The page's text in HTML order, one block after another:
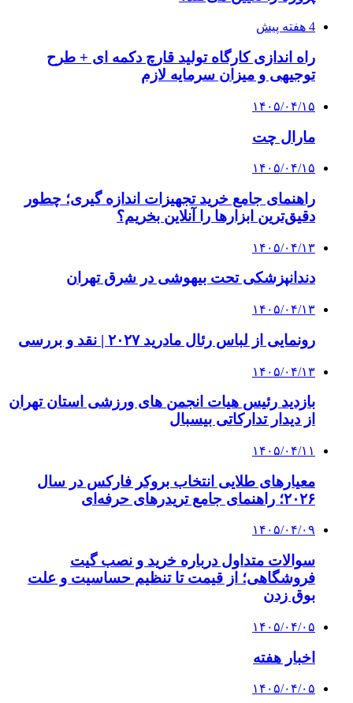
4 هفته پیش
راه اندازی کارگاه تولید قارچ دکمه ای + طرح
توجیهی و میزان سرمایه لازم
۱۴۰۵/۰۴/۱۵
مارال چت
۱۴۰۵/۰۴/۱۵
راهنمای جامع خرید تجهیزات اندازه گیری؛ چطور
دقیق‌ترین ابزارها را آنلاین بخریم؟
۱۴۰۵/۰۴/۱۳
دندانپزشکی تحت بیهوشی در شرق تهران
۱۴۰۵/۰۴/۱۳
رونمایی از لباس رئال مادرید ۲۰۲۷ | نقد و بررسی
۱۴۰۵/۰۴/۱۳
بازدید رئیس هیات انجمن های ورزشی استان تهران
از دیدار تدارکاتی بیسبال
۱۴۰۵/۰۴/۱۱
معیارهای طلایی انتخاب بروکر فارکس در سال
۲۰۲۶؛ راهنمای جامع تریدرهای حرفه‌ای
۱۴۰۵/۰۴/۰۹
سوالات متداول درباره خرید و نصب گیت
فروشگاهی؛ از قیمت تا تنظیم حساسیت و علت
بوق زدن
۱۴۰۵/۰۴/۰۵
اخبار هفته
۱۴۰۵/۰۴/۰۵